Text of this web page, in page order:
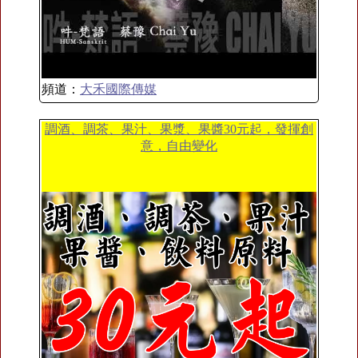
頻道： 大禾國際傳媒
調酒、調茶、果汁、果漿、果醬30元起，發揮創
意，自由變化